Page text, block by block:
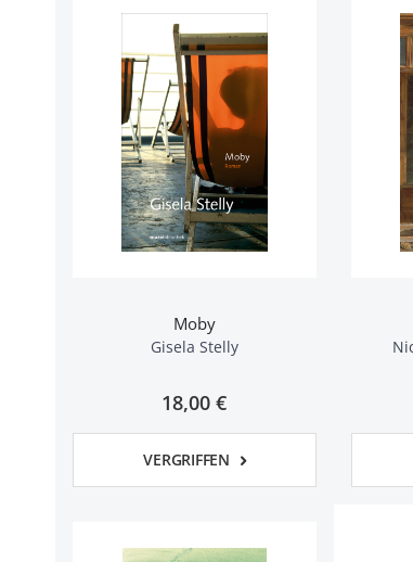
Moby
Gisela Stelly
18,00 €
VERGRIFFEN